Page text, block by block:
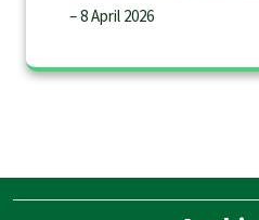
– 8 April 2026